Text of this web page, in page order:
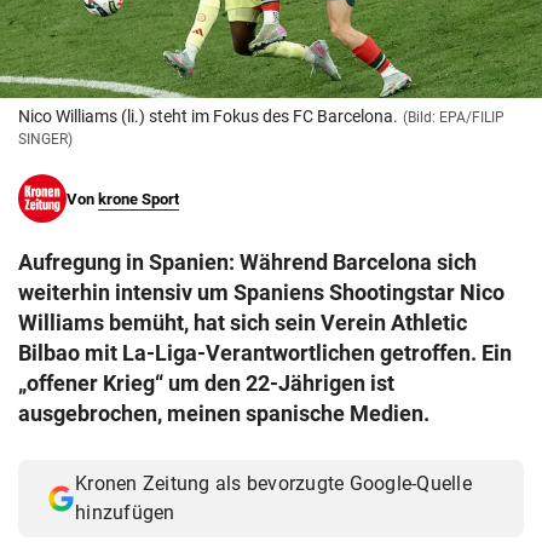
© Krone Multimedia GmbH & Co KG 2026
Muthgasse 2, 1190 Wien
Nico Williams (li.) steht im Fokus des FC Barcelona. (Bild: EPA/FILIP
SINGER)
Von krone Sport
Aufregung in Spanien: Während Barcelona sich
weiterhin intensiv um Spaniens Shootingstar Nico
Williams bemüht, hat sich sein Verein Athletic
Bilbao mit La-Liga-Verantwortlichen getroffen. Ein
„offener Krieg“ um den 22-Jährigen ist
ausgebrochen, meinen spanische Medien.
Kronen Zeitung als bevorzugte Google-Quelle
hinzufügen